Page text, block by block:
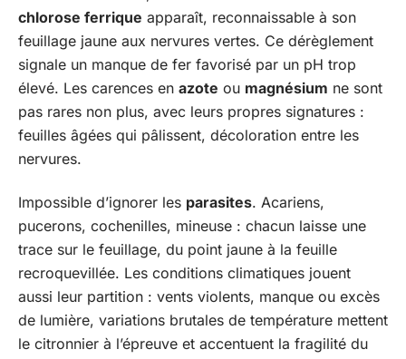
chlorose ferrique apparaît, reconnaissable à son
feuillage jaune aux nervures vertes. Ce dérèglement
signale un manque de fer favorisé par un pH trop
élevé. Les carences en azote ou magnésium ne sont
pas rares non plus, avec leurs propres signatures :
feuilles âgées qui pâlissent, décoloration entre les
nervures.
Impossible d’ignorer les parasites. Acariens,
pucerons, cochenilles, mineuse : chacun laisse une
trace sur le feuillage, du point jaune à la feuille
recroquevillée. Les conditions climatiques jouent
aussi leur partition : vents violents, manque ou excès
de lumière, variations brutales de température mettent
le citronnier à l’épreuve et accentuent la fragilité du